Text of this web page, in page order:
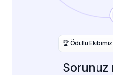
️🏆 Ödüllü Ekibimiz
Sorunuz